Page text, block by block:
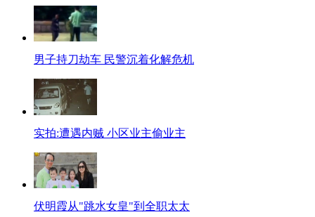
男子持刀劫车 民警沉着化解危机
实拍:遭遇内贼 小区业主偷业主
伏明霞从"跳水女皇"到全职太太